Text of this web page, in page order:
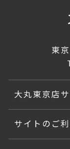
東
大丸東京店
サイトのご